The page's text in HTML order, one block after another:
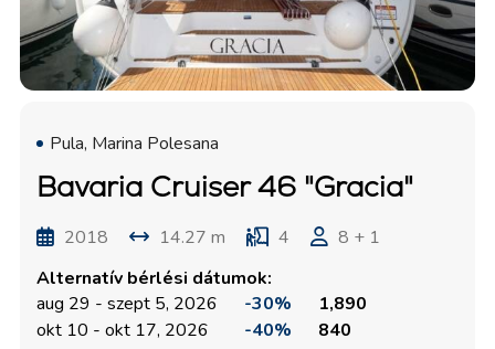
Pula, Marina Polesana
Bavaria Cruiser 46 "Gracia"
2018 14.27 m 4
8 + 1
Alternatív bérlési dátumok:
aug 29 - szept 5, 2026
-30%
1,890
okt 10 - okt 17, 2026
-40% 840